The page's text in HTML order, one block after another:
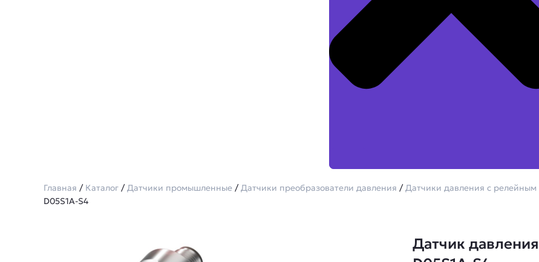
Главная / Каталог /Датчики промышленные /Датчики преобразователи давления /Датчики давления с релейным
D05S1A-S4
Датчик